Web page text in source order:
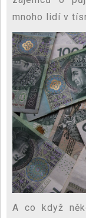
mnoho lidí v
A co když